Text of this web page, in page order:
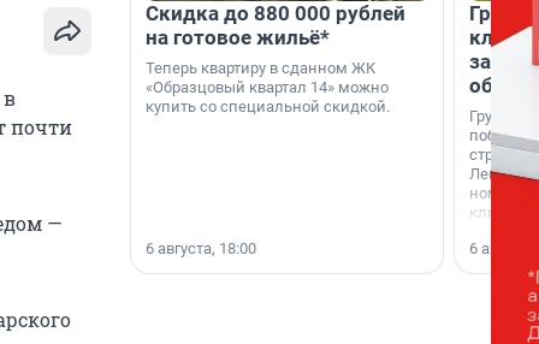
почти
—
Скидка до 880 000 рублей
на готовое жильё*
Теперь квартиру в сданном ЖК
«Образцовый квартал 14» можно
купить со специальной скидкой.
6 августа, 18:00
Группа
области».
6